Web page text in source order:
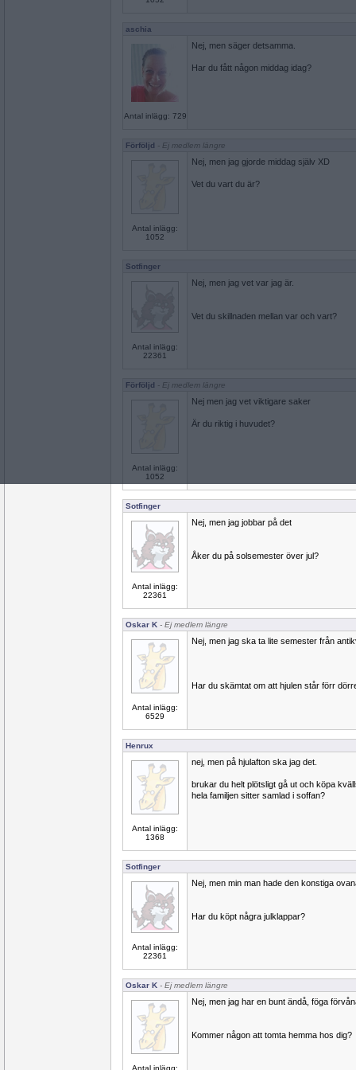
aschia
Antal inlägg: 729
Nej, men säger detsamma.
Har du fått någon middag idag?
Förföljd - Ej medlem längre
Antal inlägg:
1052
Nej, men jag gjorde middag själv XD
Vet du vart du är?
Sotfinger
Antal inlägg:
22361
Nej, men jag vet var jag är.
Vet du skillnaden mellan var och vart?
Förföljd - Ej medlem längre
Antal inlägg:
1052
Nej men jag vet viktigare saker
Är du riktig i huvudet?
Sotfinger
Antal inlägg:
22361
Nej, men jag jobbar på det
Åker du på solsemester över jul?
Oskar K - Ej medlem längre
Antal inlägg:
6529
Nej, men jag ska ta lite semester från
Har du skämtat om att hjulen står förr
Henrux
Antal inlägg:
1368
nej, men på hjulafton ska jag det.
brukar du helt plötsligt gå ut och köpa
hela familjen sitter samlad i soffan?
Sotfinger
Antal inlägg:
22361
Nej, men min man hade den konstiga
Har du köpt några julklappar?
Oskar K - Ej medlem längre
Antal inlägg:
Nej, men jag har en bunt ändå, föga
Kommer någon att tomta hemma hos dig?